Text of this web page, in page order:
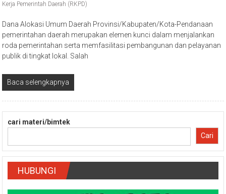
Kerja Pemerintah Daerah (RKPD)
Dana Alokasi Umum Daerah Provinsi/Kabupaten/Kota-Pendanaan
pemerintahan daerah merupakan elemen kunci dalam menjalankan
roda pemerintahan serta memfasilitasi pembangunan dan pelayanan
publik di tingkat lokal. Salah
Baca selengkapnya
cari materi/bimtek
Cari
HUBUNGI